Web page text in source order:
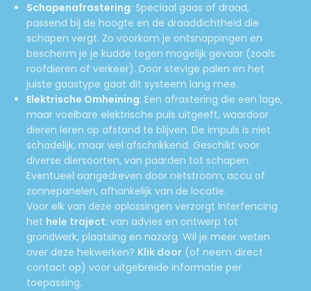
Schapenafrastering: Speciaal gaas of draad,
passend bij de hoogte en de draaddichtheid die
schapen vergt. Zo voorkom je ontsnappingen en
bescherm je je kudde tegen mogelijk gevaar (zoals
roofdieren of verkeer). Door stevige palen en het
juiste gaastype gaat dit systeem lang mee.
Elektrische Omheining: Een afrastering die een lage,
maar voelbare elektrische puls uitgeeft, waardoor
dieren leren op afstand te blijven. De impuls is niet
schadelijk, maar wel afschrikkend. Geschikt voor
diverse diersoorten, van paarden tot schapen.
Eventueel aangedreven door netstroom, accu of
zonnepanelen, afhankelijk van de locatie.
Voor elk van deze oplossingen verzorgt Interfencing
het hele traject: van advies en ontwerp tot
grondwerk, plaatsing en nazorg. Wil je meer weten
over deze hekwerken? Klik door (of neem direct
contact op) voor uitgebreide informatie per
toepassing.